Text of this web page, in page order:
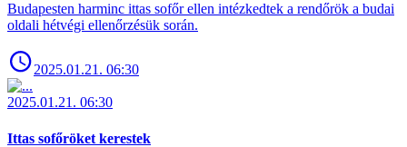
Budapesten harminc ittas sofőr ellen intézkedtek a rendőrök a budai
oldali hétvégi ellenőrzésük során.
2025.01.21. 06:30
2025.01.21. 06:30
Ittas sofőröket kerestek